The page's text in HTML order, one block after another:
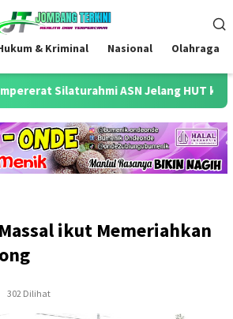
& Kriminal Nasional Olahraga
ASN Jelang HUT ke-81 RI
ikut Memeriahkan
302 Dilihat